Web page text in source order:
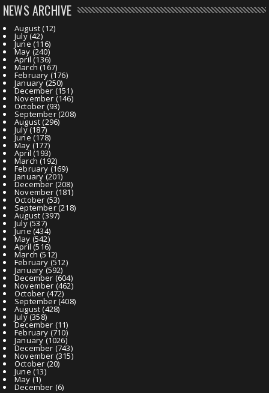
NEWS ARCHIVE
August(12)
July(42)
June(116)
May (240)
April (136)
March (167)
February (176)
January(250)
December (151)
November (146)
October (93)
September(208)
August(296)
July(187)
June(178)
May (177)
April (193)
March (192)
February (169)
January(201)
December (208)
November (181)
October (53)
September(218)
August(397)
July(537)
June(434)
May (542)
April (516)
March (512)
February (512)
January(592)
December (604)
November (462)
October (472)
September(408)
August(428)
July(358)
December (11)
February (710)
January(1026)
December (743)
November (315)
October (20)
June (13)
May (1)
December (6)